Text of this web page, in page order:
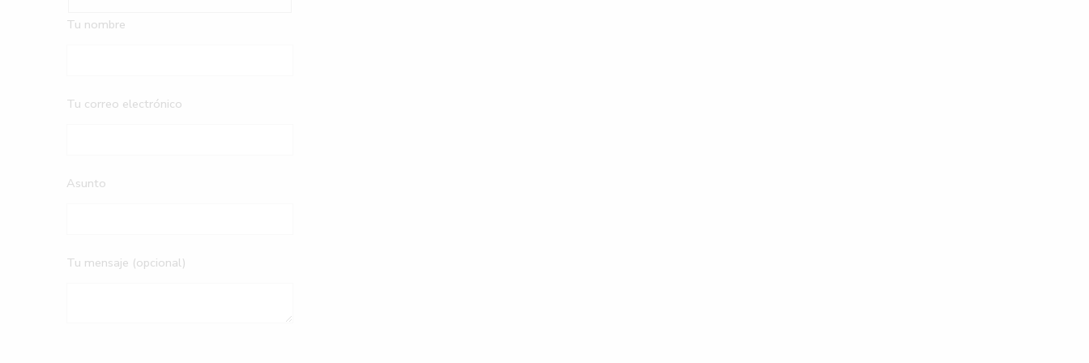
Tu nombre
Tu correo electrónico
Asunto
Tu mensaje (opcional)